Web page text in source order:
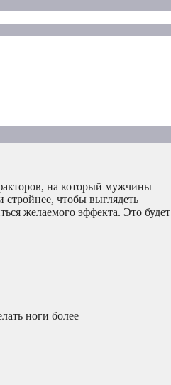
на который мужчины
чтобы выглядеть
желаемого эффекта. Это будет
ноги более